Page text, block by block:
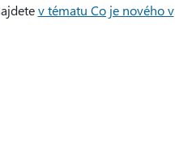
v tématu Co je nového v